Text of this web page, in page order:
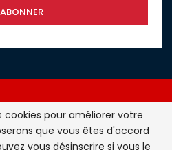
l'actualité de la France et du
cookies pour améliorer votre
que vous êtes d'accord
vous désinscrire si vous le